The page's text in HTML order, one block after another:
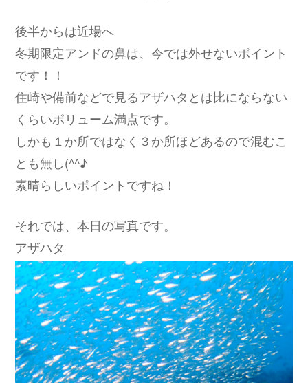
後半からは近場へ
冬期限定アンドの鼻は、今では外せないポイント
です！！
住崎や備前などで見るアザハタとは比にならない
くらいボリューム満点です。
しかも１か所ではなく３か所ほどあるので混むこ
とも無し(^^♪
素晴らしいポイントですね！
それでは、本日の写真です。
アザハタ